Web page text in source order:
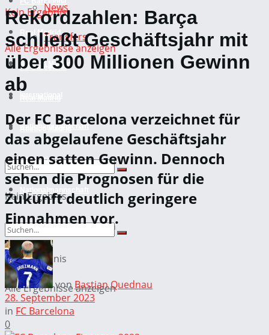
Real Madrid
Atletico Madrid
Nationalmannschaft
Kein Ergebnis
Alle Ergebnisse anzeigen
News
Transfers
FC Barcelona
International
Nationalmannschaft
Kein Ergebnis
Alle Ergebnisse anzeigen
Kein Ergebnis
Alle Ergebnisse anzeigen
Rekordzahlen: Barça
schließt Geschäftsjahr mit
über 300 Millionen Gewinn
ab
Der FC Barcelona verzeichnet für
das abgelaufene Geschäftsjahr
einen satten Gewinn. Dennoch
sehen die Prognosen für die
Zukunft deutlich geringere
Einnahmen vor.
von Bastian Quednau
28. September 2023
in FC Barcelona
0